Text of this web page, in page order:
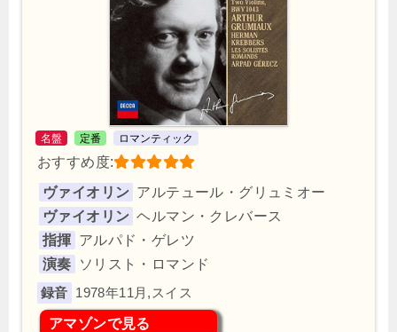
名盤 定番 ロマンティック
おすすめ度:
ヴァイオリン アルテュール・グリュミオー
ヴァイオリン ヘルマン・クレバース
指揮 アルパド・ゲレツ
演奏
ソリスト・ロマンド
1978年11月,スイス
アマゾンで見る